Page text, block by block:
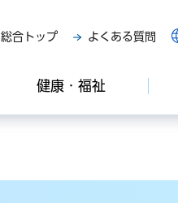
総合トップ よくある質問
健康・福祉